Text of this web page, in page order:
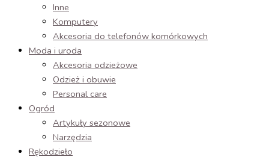
Inne
Komputery
Akcesoria do telefonów komórkowych
Moda i uroda
Akcesoria odzieżowe
Odzież i obuwie
Personal care
Ogród
Artykuły sezonowe
Narzędzia
Rękodzieło